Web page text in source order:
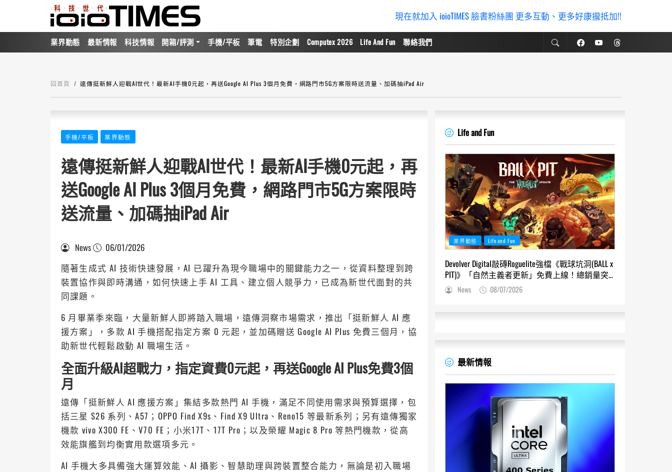
現在就加入 ioioTIMES 臉書粉絲團 更多互動、更多好康攏抵加!!
業界動態 最新情報 科技情報 開箱/評測 手機/平板 筆電 特別企劃 Computex 2026 Life And Fun 聯絡我們
回首頁 遠傳挺新鮮人迎戰AI世代！最新AI手機0元起，再送Google AI Plus 3個月免費，網路門市5G方案限時送流量、加碼抽iPad Air
手機/平板 業界動態
遠傳挺新鮮人迎戰AI世代！最新AI手機0元起，再
送Google AI Plus 3個月免費，網路門市5G方案限時
送流量、加碼抽iPad Air
News
06/01/2026
隨著生成式 AI 技術快速發展，AI 已躍升為現今職場中的關鍵能力之一，從資料整理到跨
裝置協作與即時溝通，如何快速上手 AI 工具、建立個人競爭力，已成為新世代面對的共
同課題。
6 月畢業季來臨，大量新鮮人即將踏入職場，遠傳洞察市場需求，推出「挺新鮮人 AI 應
援方案」，多款 AI 手機搭配指定方案 0 元起，並加碼贈送 Google AI Plus 免費三個月，協
助新世代輕鬆啟動 AI 職場生活。
全面升級AI超戰力，指定資費0元起，再送Google AI Plus免費3個
月
遠傳「挺新鮮人 AI 應援方案」集結多款熱門 AI 手機，滿足不同使用需求與預算選擇，包
括三星 S26 系列、A57；OPPO Find X9s、Find X9 Ultra、Reno15 等最新系列；另有遠傳獨家
機款 vivo X300 FE、V70 FE；小米17T、17T Pro；以及榮耀 Magic 8 Pro 等熱門機款，從高
效能旗艦到均衡實用款選項多元。
AI 手機大多具備強大運算效能、AI 攝影、智慧助理與跨裝置整合能力，無論是初入職場
Life and Fun
業界動態 Life and Fun
Devolver Digital敲磚Roguelite強檔《戰球坑洞(BALL x
PIT)》「自然主義者更新」免費上線！總銷量突
破200萬份，遊戲史低66折熱銷中
News 08/07/2026
最新情報